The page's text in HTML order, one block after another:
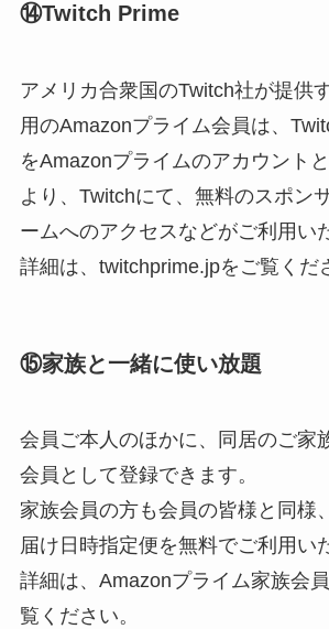
⑭Twitch Prime
アメリカ合衆国のTwitch社が提供
用のAmazonプライム会員は、
をAmazonプライムのアカウント
より、Twitchにて、無料のスポン
ームへのアクセスなどがご利用い
詳細は、twitchprime.jpをご覧くだ
⑮家族と一緒に使い放題
会員ご本人のほかに、同居のご家
会員として登録できます。
家族会員の方も会員の皆様と同様
届け日時指定便を無料でご利用い
詳細は、Amazonプライム家族会
覧ください。